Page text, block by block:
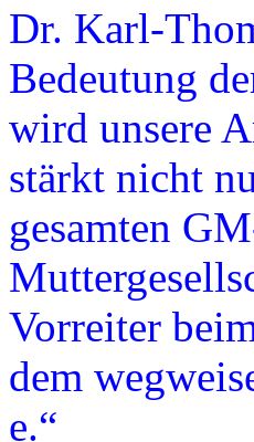
Dr. Karl-
Bedeutung
wird unsere
stärkt nicht
gesamten
Vorreiter
dem
e.“